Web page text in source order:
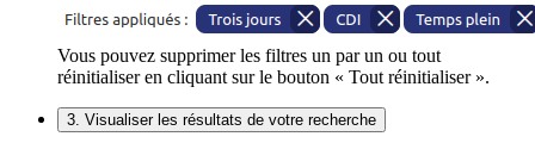
Vous pouvez supprimer les filtres un par un ou tout
réinitialiser en cliquant sur le bouton « Tout réinitialiser ».
3. Visualiser les résultats de votre recherche